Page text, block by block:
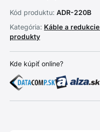
Kód produktu: ADR-220B
Kategória: Káble a redukcie
produkty
Kde kúpiť online?